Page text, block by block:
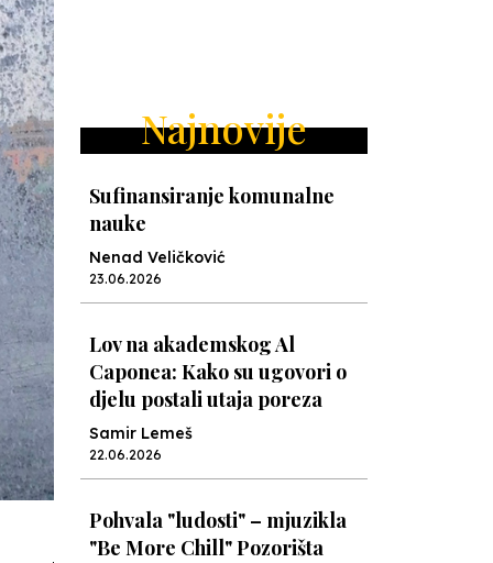
Najnovije
Sufinansiranje komunalne
nauke
Nenad Veličković
23.06.2026
Lov na akademskog Al
Caponea: Kako su ugovori o
djelu postali utaja poreza
Samir Lemeš
22.06.2026
Pohvala "ludosti" – mjuzikla
"Be More Chill" Pozorišta